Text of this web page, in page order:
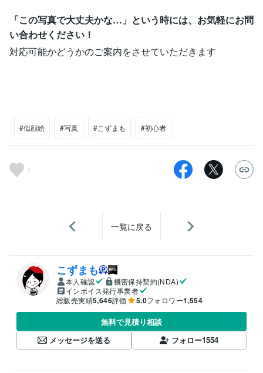
「この写真で大丈夫かな…」という時には、お気軽にお問
い合わせください！
対応可能かどうかのご案内をさせていただきます
#似顔絵 #写真 #こずまも #初心者
7
一覧に戻る
こずまも
本人確認
機密保持契約(NDA)
インボイス発行事業者
総販売実績5,646評価 5.0フォロワー1,554
無料で見積り相談
メッセージを送る
フォロー1554